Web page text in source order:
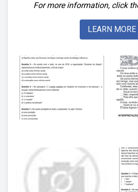
For more information, click
LEARN MORE